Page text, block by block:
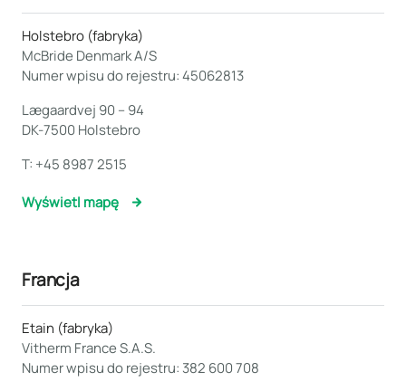
Holstebro (fabryka)
McBride Denmark A/S
Numer wpisu do rejestru: 45062813
Lægaardvej 90 – 94
DK-7500 Holstebro
T: +45 8987 2515
Wyświetl mapę
Francja
Etain (fabryka)
Vitherm France S.A.S.
Numer wpisu do rejestru: 382 600 708